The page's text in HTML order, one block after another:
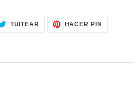
TUITEAR TUITEARHACER PIN